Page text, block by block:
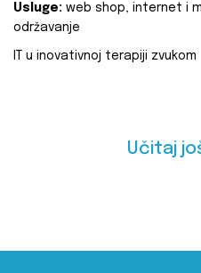
Usluge: web shop, internet i
održavanje
IT u inovativnoj terapiji zvukom
Učitaj